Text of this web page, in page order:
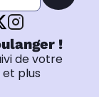
!
de votre
plus